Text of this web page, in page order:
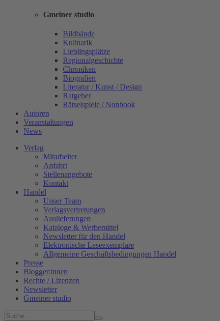
Gmeiner studio
Bildbände
Kulinarik
Lieblingsplätze
Regionalgeschichte
Chroniken
Biografien
Literatur / Kunst / Design
Ratgeber
Rätselspiele / Nonbook
Autoren
Veranstaltungen
News
Verlag
Mitarbeiter
Anfahrt
Stellenangebote
Kontakt
Handel
Unser Team
Verlagsvertretungen
Auslieferungen
Kataloge & Werbemittel
Newsletter für den Handel
Elektronische Leseexemplare
Allgemeine Geschäftsbedingungen Handel
Presse
Blogger:innen
Rechte / Lizenzen
Newsletter
Gmeiner studio